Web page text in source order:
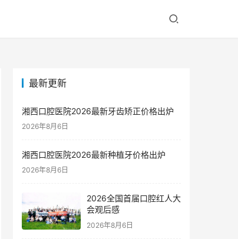
最新更新
湘西口腔医院2026最新牙齿矫正价格出炉
2026年8月6日
湘西口腔医院2026最新种植牙价格出炉
2026年8月6日
2026全国首届口腔红人大
会观后感
2026年8月6日